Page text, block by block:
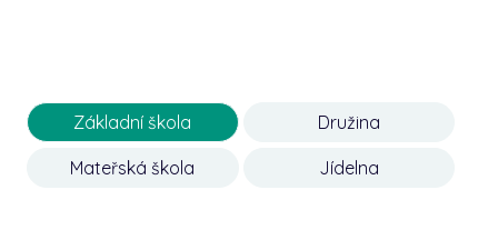
Základní škola Družina
Mateřská škola Jídelna